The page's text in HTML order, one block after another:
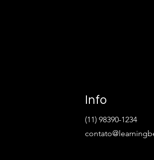
Info
(11) 98390-1234